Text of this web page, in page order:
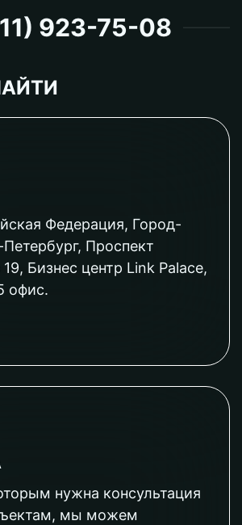
923-75-08
Федерация, Город-
Проспект
Бизнес центр Link Palace,
офис.
нужна консультация
мы можем